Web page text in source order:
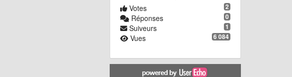
2
Votes
0
Réponses
1
Suiveurs
6 084
Vues